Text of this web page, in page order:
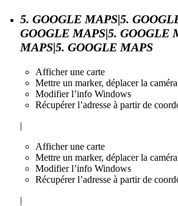
5. GOOGLE MAPS|5.
GOOGLE MAPS|5. GOOGLE
MAPS|5. GOOGLE MAPS
Afficher une carte
Mettre un marker, déplacer la
Modifier l’info Windows
Récupérer l’adresse à partir de
|
Afficher une carte
Mettre un marker, déplacer la
Modifier l’info Windows
Récupérer l’adresse à partir de
|